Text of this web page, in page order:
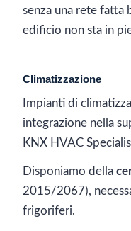
senza una rete fatta
edificio non sta in
Climatizzazione
Impianti di
integrazione nella
KNX HVAC
Disponiamo della
2015/2067),
frigoriferi.